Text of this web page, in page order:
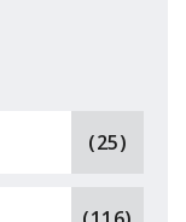
(25)